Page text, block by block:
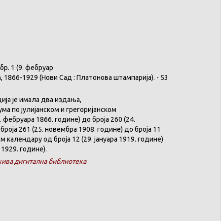
бр. 1 (9. фебруар
, 1866-1929 (Нови Сад : Платонова штампарија). - 53
је имала два издања,
по јулијанском и грегоријанском
фебруара 1866. године) до броја 260 (24.
261 (25. новембра 1908. године) до броја 11
календаруод броја 12 (29. јануара 1919. године)
године).
дигитална библиотека